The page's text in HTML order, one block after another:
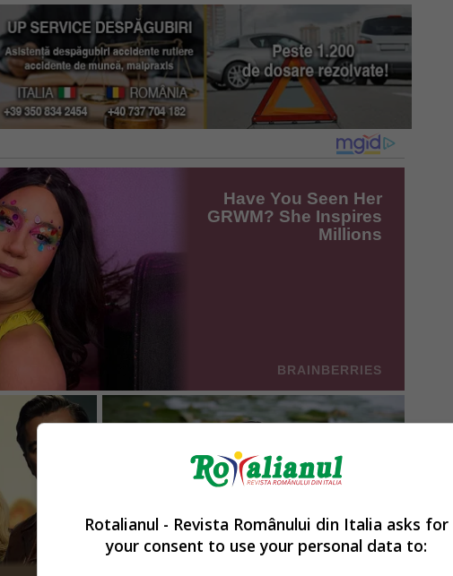
Rotalianul - Revista Românului din Italia asks for
your consent to use your personal data to: